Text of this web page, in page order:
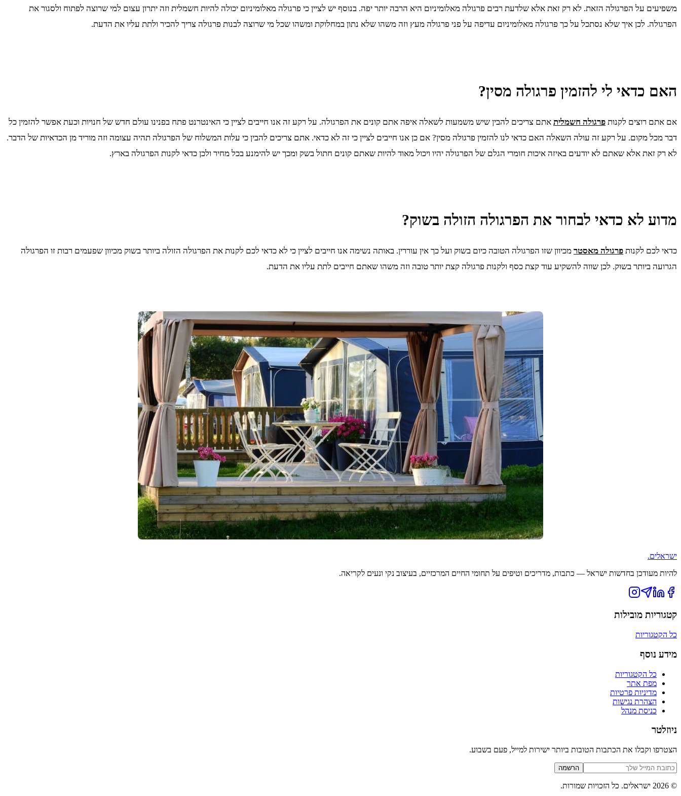
משפיעים על הפרגולה הזאת. לא רק זאת אלא שלדעת רבים פרגולה מאלומיניום היא הרבה יותר יפה. בנוסף יש לציין כי פרגולה מאלומיניום יכולה להיות חשמלית וזה יתרון עצום למי שרוצה לפתוח ולסגור את
הפרגולה. לכן איך שלא נסתכל על כך פרגולה מאלומיניום עדיפה על פני פרגולה מעץ וזה משהו שלא נתון במחלוקת ומשהו שכל מי שרוצה לבנות פרגולה צריך להכיר ולתת עליו את הדעת.
האם כדאי לי להזמין פרגולה מסין?
אם אתם רוצים לקנות פרגולה חשמלית אתם צריכים להבין שיש משמעות לשאלה איפה אתם קונים את הפרגולה. על רקע זה אנו חייבים לציין כי האינטרנט פתח בפנינו עולם חדש של חנויות וכעת אפשר להזמין כל
דבר מכל מקום. על רקע זה עולה השאלה האם כדאי לנו להזמין פרגולה מסין? אם כן אנו חייבים לציין כי זה לא כדאי. אתם צריכים להבין כי עלות המשלוח של הפרגולה תהיה עצומה וזה מוריד מן הכדאיות של הדבר.
לא רק זאת אלא שאתם לא יודעים באיזה איכות חומרי הגלם של הפרגולה יהיו ויכול מאוד להיות שאתם קונים חתול בשק ומכך יש להימנע בכל מחיר ולכן כדאי לקנות הפרגולה בארץ.
מדוע לא כדאי לבחור את הפרגולה הזולה בשוק?
כדאי לכם לקנות פרגולה מאסטר מכיוון שזו הפרגולה הטובה כיום בשוק ועל כך אין עוררין. באותה נשימה אנו חייבים לציין כי לא כדאי לכם לקנות את הפרגולה הזולה ביותר בשוק מכיוון שפעמים רבות זו הפרגולה
הגרועה ביותר בשוק. לכן שווה להשקיע עוד קצת כסף ולקנות פרגולה קצת יותר טובה וזה משהו שאתם חייבים לתת עליו את הדעת.
ישראלים.
להיות מעודכן בחדשות ישראל — כתבות, מדריכים וטיפים על תחומי החיים המרכזיים, בעיצוב נקי ונעים לקריאה.
קטגוריות מובילות
כל הקטגוריות
מידע נוסף
כל הקטגוריות
מפת אתר
מדיניות פרטיות
הצהרת נגישות
כניסת מנהל
ניוזלטר
הצטרפו וקבלו את הכתבות הטובות ביותר ישירות למייל, פעם בשבוע.
הרשמה
©
2026 ישראלים. כל הזכויות שמורות.